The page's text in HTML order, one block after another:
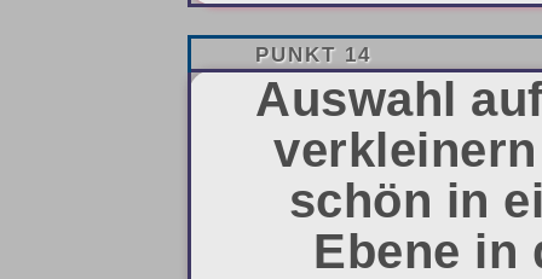
PUNKT 14
Auswahl
schön in
Ebene in